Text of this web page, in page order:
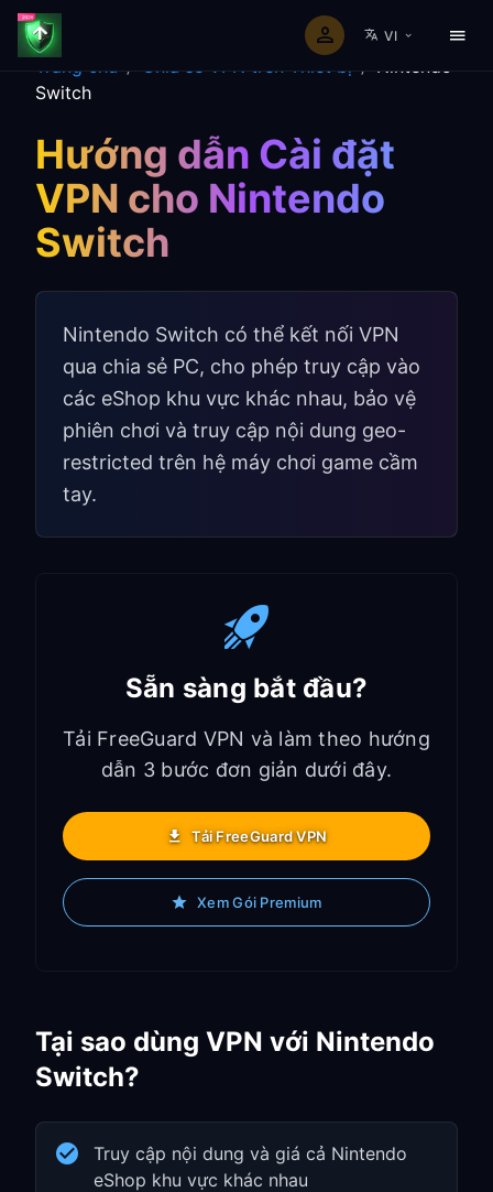
VI
Trang chủ / Chia sẻ VPN trên Thiết bị / Nintendo
Switch
Hướng dẫn Cài đặt
VPN cho Nintendo
Switch
Nintendo Switch có thể kết nối VPN
qua chia sẻ PC, cho phép truy cập vào
các eShop khu vực khác nhau, bảo vệ
phiên chơi và truy cập nội dung geo-
restricted trên hệ máy chơi game cầm
tay.
Sẵn sàng bắt đầu?
Tải FreeGuard VPN và làm theo hướng
dẫn 3 bước đơn giản dưới đây.
Tải FreeGuard VPN
Xem Gói Premium
Tại sao dùng VPN với Nintendo
Switch?
Truy cập nội dung và giá cả Nintendo
eShop khu vực khác nhau